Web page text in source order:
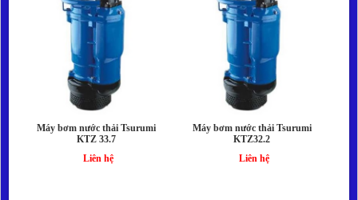
Máy bơm nước thải Tsurumi
KTZ 33.7
Liên hệ
Máy bơm nước thải Tsurumi
KTZ32.2
Liên hệ